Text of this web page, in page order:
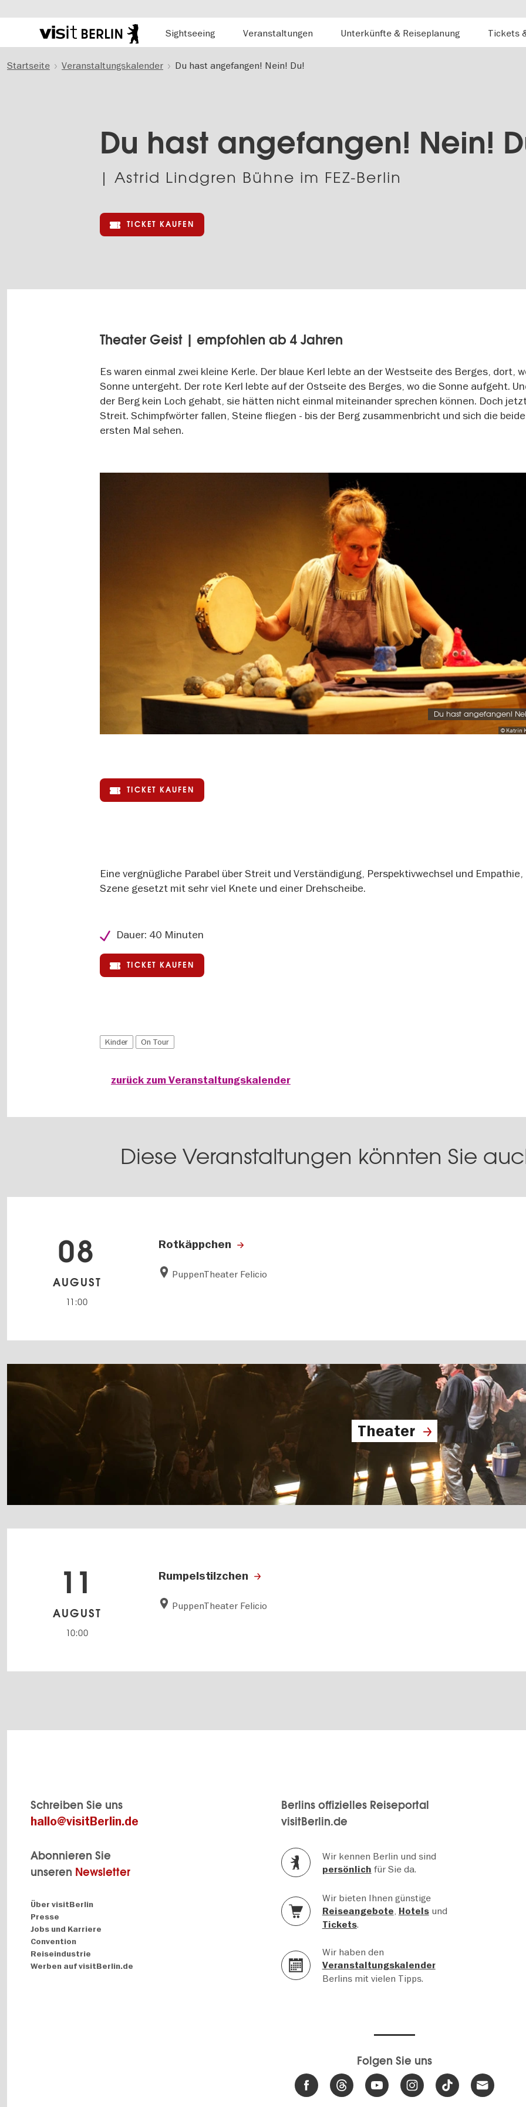
zum
Berlins
Tourismusportal
Sightseeing
Veranstaltungen Unterkünfte & Reiseplanung Tickets
Startseite Veranstaltungskalender Du hast angefangen! Nein! Du!
Du hast angefangen! Nein!
| Astrid Lindgren Bühne im FEZ-Berlin
TICKET KAUFEN
Theater Geist | empfohlen ab 4 Jahren
Es waren einmal zwei kleine Kerle. Der blaue Kerl lebte an der Westseite des Berges, dort,
Sonne untergeht. Der rote Kerl lebte auf der Ostseite des Berges, wo die Sonne aufgeht.
der Berg kein Loch gehabt, sie hätten nicht einmal miteinander sprechen können. Doch
Streit. Schimpfwörter fallen, Steine fliegen - bis der Berg zusammenbricht und sich die
ersten Mal sehen.
© Katrin
Du hast angefangen!
TICKET KAUFEN
Eine vergnügliche Parabel über Streit und Verständigung, Perspektivwechsel und Empathie,
Szene gesetzt mit sehr viel Knete und einer Drehscheibe.
Dauer: 40 Minuten
TICKET KAUFEN
Kinder On Tour
zurück zum Veranstaltungskalender
Diese Veranstaltungen könnten Sie
Rotkäppchen
PuppenTheater Felicio
08
AUGUST
11:00
Theater
Rumpelstilzchen
PuppenTheater Felicio
11
AUGUST
10:00
Schreiben Sie uns
hallo@visitBerlin.de
Abonnieren Sie
unseren Newsletter
Navigation:
About
Über visitBerlin
Presse
Jobs und Karriere
Convention
Reiseindustrie
Werben auf visitBerlin.de
Berlins offizielles Reiseportal
visitBerlin.de
Wir kennen Berlin und sind
persönlich für Sie da.
Wir bieten Ihnen günstige
Reiseangebote, Hotelsund
Tickets.
Wir haben den
Veranstaltungskalender
Berlins mit vielen Tipps.
Folgen Sie uns